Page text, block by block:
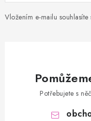
Vložením e-mailu souhlasíte
Potřebujete s